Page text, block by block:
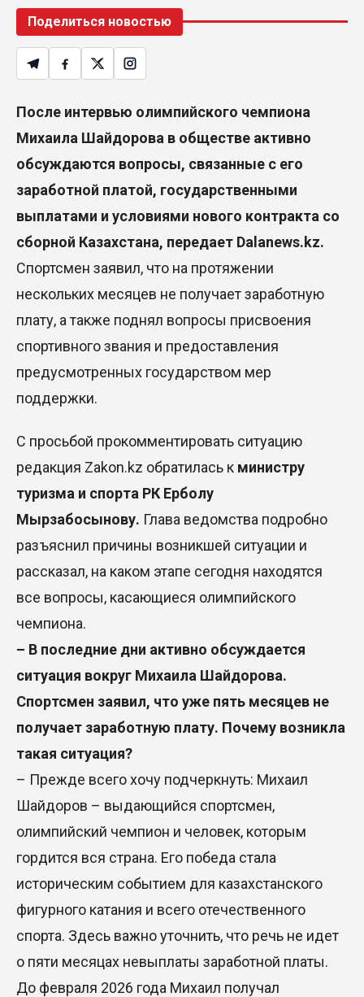
Поделиться новостью
После интервью олимпийского чемпиона
Михаила Шайдорова в обществе активно
обсуждаются вопросы, связанные с его
заработной платой, государственными
выплатами и условиями нового контракта со
сборной Казахстана, передает Dalanews.kz.
Спортсмен заявил, что на протяжении
нескольких месяцев не получает заработную
плату, а также поднял вопросы присвоения
спортивного звания и предоставления
предусмотренных государством мер
поддержки.
С просьбой прокомментировать ситуацию
редакция Zakon.kz обратилась к министру
туризма и спорта РК Ерболу
Мырзабосынову. Глава ведомства подробно
разъяснил причины возникшей ситуации и
рассказал, на каком этапе сегодня находятся
все вопросы, касающиеся олимпийского
чемпиона.
– В последние дни активно обсуждается
ситуация вокруг Михаила Шайдорова.
Спортсмен заявил, что уже пять месяцев не
получает заработную плату. Почему возникла
такая ситуация?
– Прежде всего хочу подчеркнуть: Михаил
Шайдоров – выдающийся спортсмен,
олимпийский чемпион и человек, которым
гордится вся страна. Его победа стала
историческим событием для казахстанского
фигурного катания и всего отечественного
спорта. Здесь важно уточнить, что речь не идет
о пяти месяцах невыплаты заработной платы.
До февраля 2026 года Михаил получал